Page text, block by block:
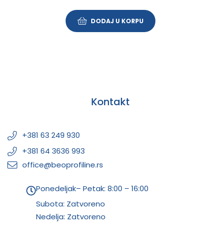
DODAJ U KORPU
Kontakt
+381 63 249 930
+381 64 3636 993
office@beoprofiline.rs
Ponedeljak– Petak: 8:00 – 16:00
Subota: Zatvoreno
Nedelja: Zatvoreno